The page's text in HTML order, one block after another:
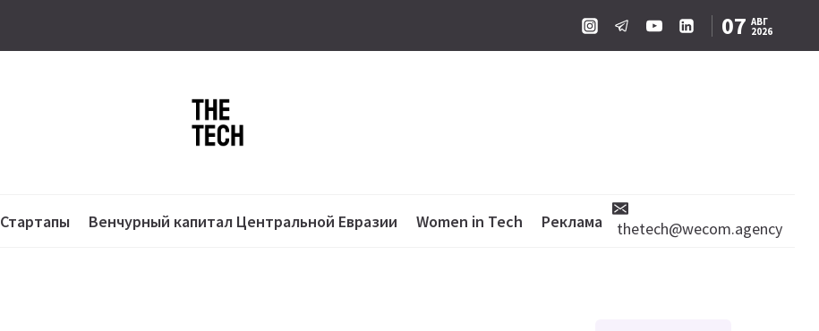
07 АВГ
2026
Стартапы Венчурный капитал Центральной Евразии Women in Tech Реклама thetech@wecom.agency